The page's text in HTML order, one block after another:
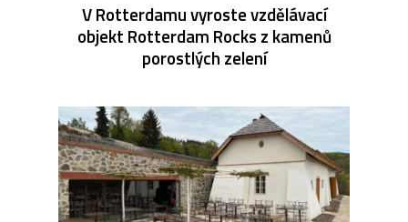
V Rotterdamu vyroste vzdělávací
objekt Rotterdam Rocks z kamenů
porostlých zelení